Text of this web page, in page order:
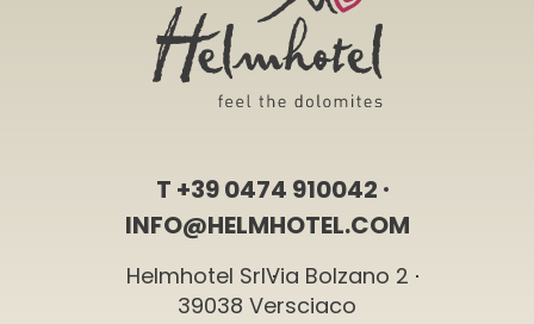
T +39 0474 910042
INFO@HELMHOTEL.COM
Helmhotel SrlVia Bolzano 2
39038 Versciaco